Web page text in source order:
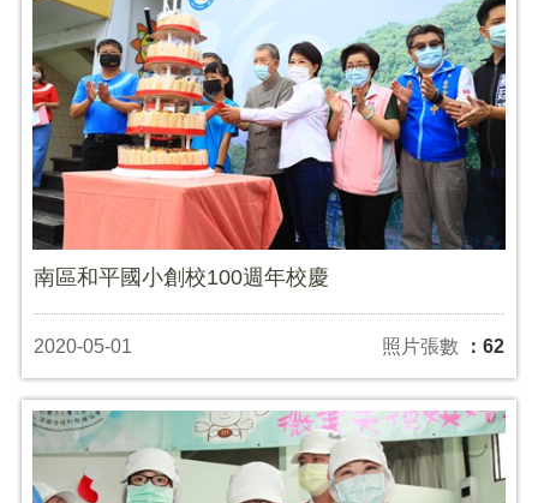
南區和平國小創校100週年校慶
2020-05-01 照片張數 ：62